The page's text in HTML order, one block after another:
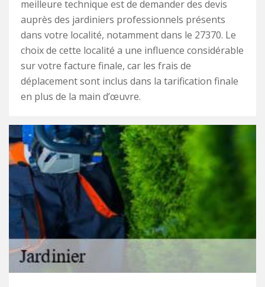
meilleure technique est de demander des devis
auprès des jardiniers professionnels présents
dans votre localité, notamment dans le 27370. Le
choix de cette localité a une influence considérable
sur votre facture finale, car les frais de
déplacement sont inclus dans la tarification finale
en plus de la main d’œuvre.